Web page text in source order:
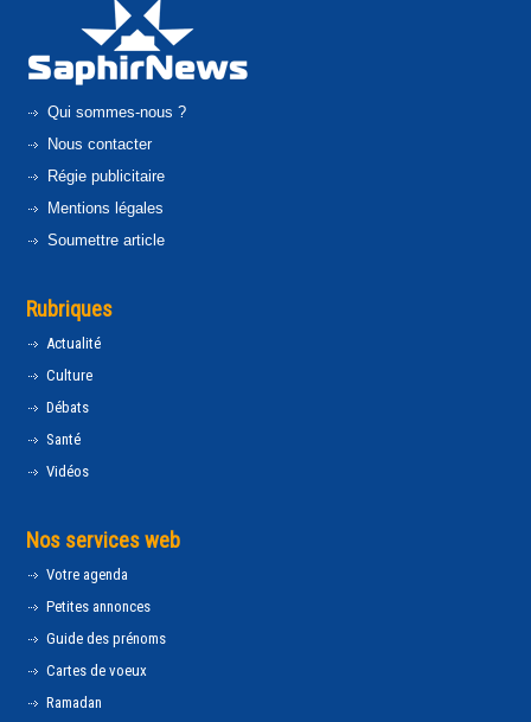
Qui sommes-nous ?
Nous contacter
Régie publicitaire
Mentions légales
Soumettre article
Rubriques
Actualité
Culture
Débats
Santé
Vidéos
Nos services web
Votre agenda
Petites annonces
Guide des prénoms
Cartes de voeux
Ramadan